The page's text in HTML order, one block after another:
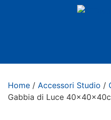
Home / Accessori Studio /
Gabbia di Luce